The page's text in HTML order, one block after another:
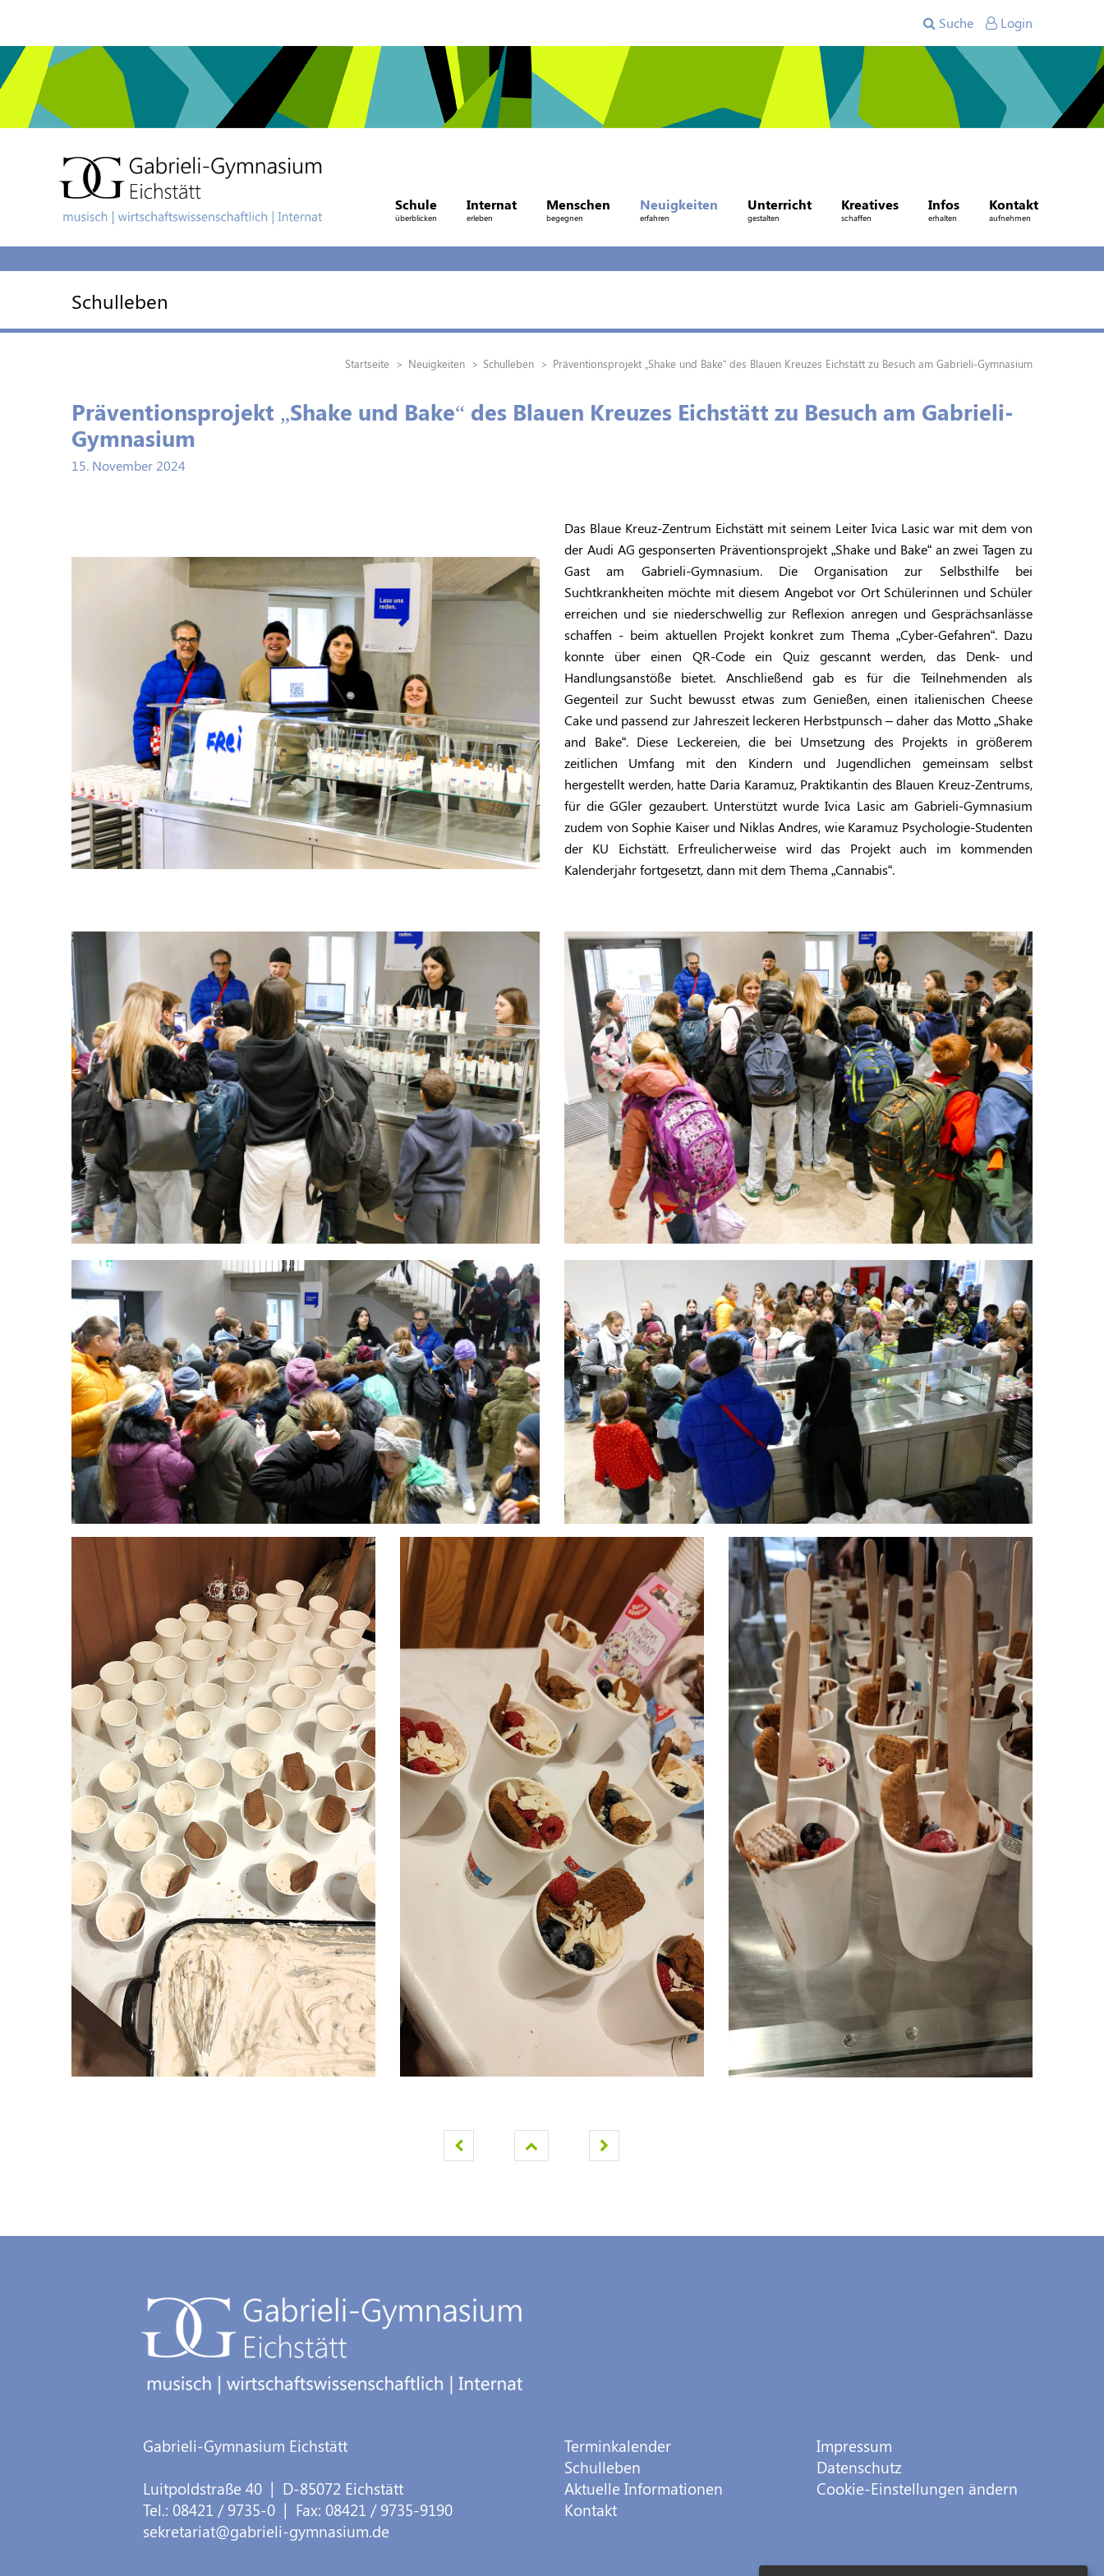
Suche Login
Schule
überblicken
Internat
erleben
Menschen
begegnen
Neuigkeiten
erfahren
Unterricht
gestalten
Kreatives
schaffen
Infos
erhalten
Kontakt
aufnehmen
Schulleben
Startseite Neuigkeiten Schulleben Präventionsprojekt „Shake und Bake“ des Blauen Kreuzes Eichstätt zu Besuch am Gabrieli-Gymnasium
Präventionsprojekt „Shake und Bake“ des Blauen Kreuzes Eichstätt zu Besuch am Gabrieli-
Gymnasium
15. November 2024
Das Blaue Kreuz-Zentrum Eichstätt mit seinem Leiter Ivica Lasic war mit dem von
der Audi AG gesponserten Präventionsprojekt „Shake und Bake“ an zwei Tagen zu
Gast am Gabrieli-Gymnasium. Die Organisation zur Selbsthilfe bei
Suchtkrankheiten möchte mit diesem Angebot vor Ort Schülerinnen und Schüler
erreichen und sie niederschwellig zur Reflexion anregen und Gesprächsanlässe
schaffen - beim aktuellen Projekt konkret zum Thema „Cyber-Gefahren“. Dazu
konnte über einen QR-Code ein Quiz gescannt werden, das Denk- und
Handlungsanstöße bietet. Anschließend gab es für die Teilnehmenden als
Gegenteil zur Sucht bewusst etwas zum Genießen, einen italienischen Cheese
Cake und passend zur Jahreszeit leckeren Herbstpunsch – daher das Motto „Shake
and Bake“. Diese Leckereien, die bei Umsetzung des Projekts in größerem
zeitlichen Umfang mit den Kindern und Jugendlichen gemeinsam selbst
hergestellt werden, hatte Daria Karamuz, Praktikantin des Blauen Kreuz-Zentrums,
für die GGler gezaubert. Unterstützt wurde Ivica Lasic am Gabrieli-Gymnasium
zudem von Sophie Kaiser und Niklas Andres, wie Karamuz Psychologie-Studenten
der KU Eichstätt. Erfreulicherweise wird das Projekt auch im kommenden
Kalenderjahr fortgesetzt, dann mit dem Thema „Cannabis“.
Gabrieli-Gymnasium Eichstätt
Luitpoldstraße 40 | D-85072 Eichstätt
Tel.:08421 / 9735-0 | Fax:08421 / 9735-9190
sekretariat@gabrieli-gymnasium.de
Terminkalender
Schulleben
Aktuelle Informationen
Kontakt
Impressum
Datenschutz
Cookie-Einstellungen ändern